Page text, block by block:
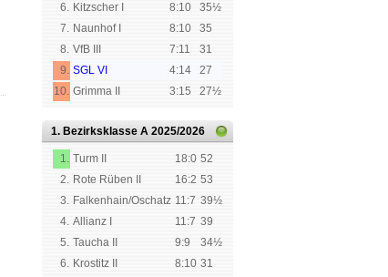
6. Kitzscher I 8:10
35½
7. Naunhof I 8:10
35
8. VfB III 7:11
31
9. SGL VI 4:14
27
10. Grimma II 3:15 27½
1. Bezirksklasse A 2025/2026
1. Turm II 18:0 52
2. Rote Rüben II 16:2 53
3. Falkenhain/Oschatz 11:7 39½
4. Allianz I 11:7 39
5. Taucha II 9:9
34½
6. Krostitz II 8:10 31